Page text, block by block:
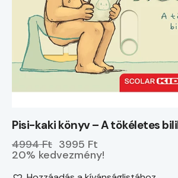
Pisi-kaki könyv – A tökéletes
4994 Ft 3995 Ft
20% kedvezmény!